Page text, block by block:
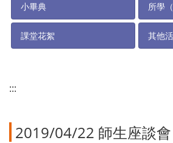
小畢典 所學
課堂花絮 其他
:::
2019/04/22 師生座談會